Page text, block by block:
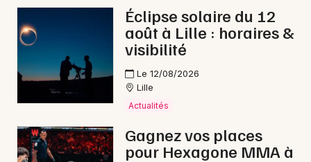
Sports
Soirées
Sorties famille
Sorties & loisirs
Paris
Strasbourg
Toulouse
Toutes les villes
Éclipse solaire du 12
août à Lille : horaires &
visibilité
Le 12/08/2026
Lille
Actualités
Gagnez vos places
pour Hexagone MMA à